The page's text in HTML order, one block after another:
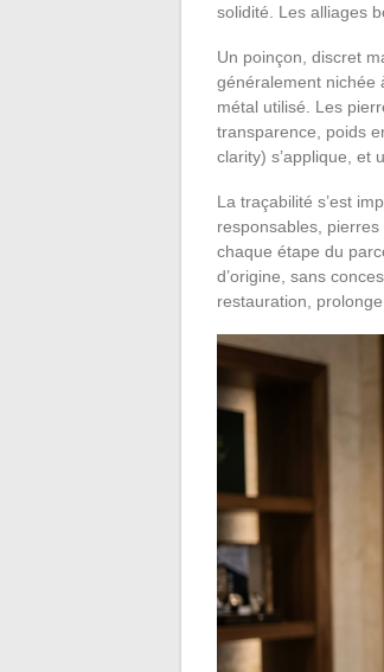
solidité. Les alliages
Un poinçon, discret
généralement nichée
métal utilisé. Les
transparence, poids
clarity) s’applique, et
La traçabilité s’est
responsables,
chaque étape du
d’origine, sans
restauration,